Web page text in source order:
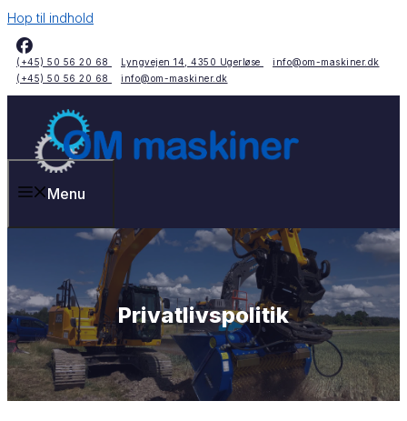
Hop til indhold
(+45) 50 56 20 68 Lyngvejen 14, 4350 Ugerløse
info@om-maskiner.dk
(+45) 50 56 20 68
info@om-maskiner.dk
Menu
Privatlivspolitik